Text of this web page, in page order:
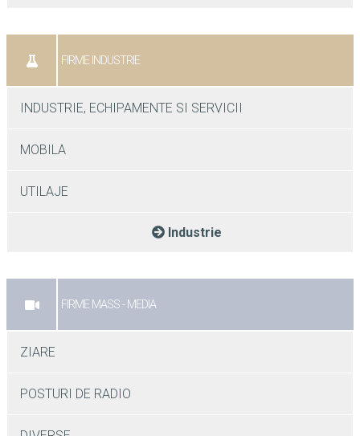
FIRME INDUSTRIE
INDUSTRIE, ECHIPAMENTE SI SERVICII
MOBILA
UTILAJE
Industrie
FIRME MASS - MEDIA
ZIARE
POSTURI DE RADIO